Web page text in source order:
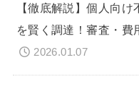
【徹底解説】個人向
を賢く調達！審査・費
2026.01.07